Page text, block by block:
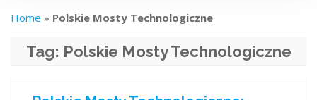
Home » Polskie Mosty Technologiczne
Tag: Polskie Mosty Technologiczne